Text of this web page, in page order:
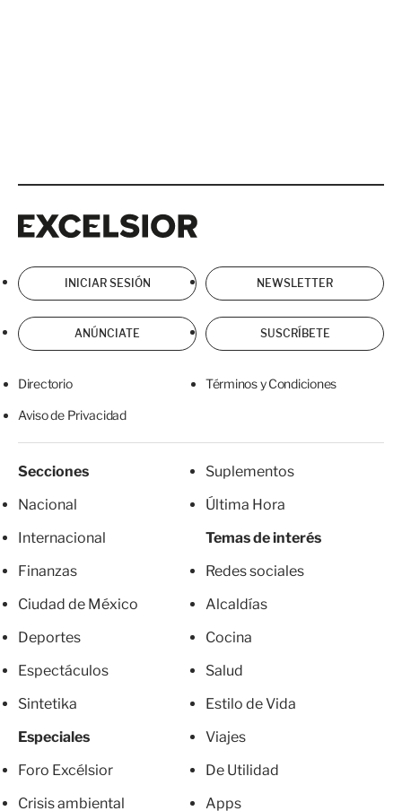
INICIAR SESIÓN NEWSLETTER
ANÚNCIATE SUSCRÍBETE
Directorio Términos y Condiciones
Aviso de Privacidad
Secciones
Nacional
Internacional
Finanzas
Ciudad de México
Deportes
Espectáculos
Sintetika
Especiales
Foro Excélsior
Crisis ambiental
Suplementos
Última Hora
Temas de interés
Redes sociales
Alcaldías
Cocina
Salud
Estilo de Vida
Viajes
De Utilidad
Apps